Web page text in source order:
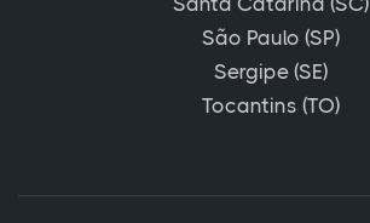
São Paulo (SP)
Sergipe (SE)
Tocantins (TO)